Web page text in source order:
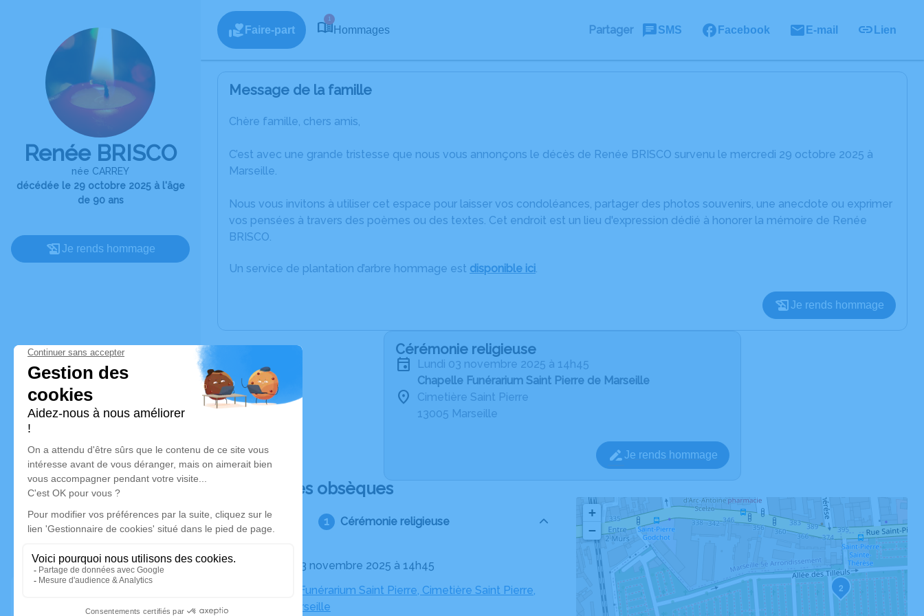
Renée BRISCO
née CARREY
décédée le 29 octobre 2025 à l'âge
de 90 ans
Je rends hommage
Faire-part
1
Hommages Partager SMS Facebook E-mail Lien
Message de la famille
Chère famille, chers amis,
C’est avec une grande tristesse que nous vous annonçons le décès de Renée BRISCO survenu le mercredi 29 octobre 2025 à
Marseille.
Nous vous invitons à utiliser cet espace pour laisser vos condoléances, partager des photos souvenirs, une anecdote ou exprimer
vos pensées à travers des poèmes ou des textes. Cet endroit est un lieu d'expression dédié à honorer la mémoire de Renée
BRISCO.
Un service de plantation d’arbre hommage est disponible ici.
Je rends hommage
Cérémonie religieuse
lundi 03 novembre 2025 à 14h45
Chapelle Funérarium Saint Pierre de Marseille
Cimetière Saint Pierre
13005 Marseille
Je rends hommage
Déroulé des obsèques
Cérémonie religieuse
Le lundi 03 novembre 2025 à 14h45
Chapelle Funérarium Saint Pierre, Cimetière Saint Pierre,
13005 Marseille
2
+
−